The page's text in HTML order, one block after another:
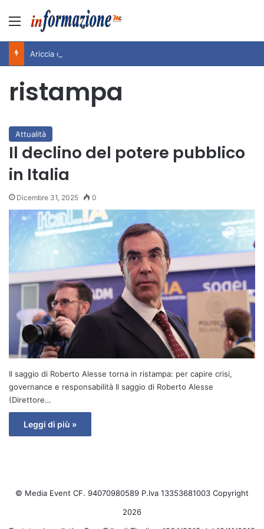
Menu
ristampa
Attualità
Il declino del potere pubblico
in Italia
Dicembre 31, 2025 0
Il saggio di Roberto Alesse torna in ristampa: per capire crisi,
governance e responsabilità Il saggio di Roberto Alesse
(Direttore…
Leggi di più »
© Media Event CF. 94070980589 P.Iva 13353681003 Copyright
2026